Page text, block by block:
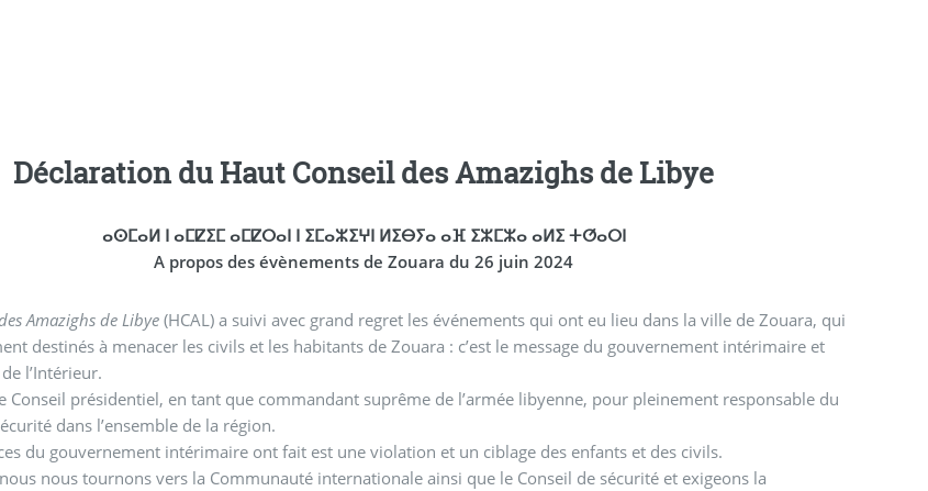
Déclaration du Haut Conseil des Amazighs de Libye
ⴰⵙⵎⴰⵍ ⵏ ⴰⵎⵇⵉⵎ ⴰⵎⵇⵔⴰⵏ ⵏ ⵉⵎⴰⵣⵉⵖⵏ ⵍⵉⴱⵢⴰ ⴰⴼ ⵉⵣⵎⵣⴰ ⴰⵍⵉ ⵜⵚⴰⵔⵏ
A propos des évènements de Zouara du 26 juin 2024
Amazighs de Libye(HCAL) a suivi avec grand regret les événements qui ont eu lieu dans la ville de Zouara, qui
destinés à menacer les civils et les habitants de Zouara : c’est le message du gouvernement intérimaire et
l’Intérieur.
Conseil présidentiel, en tant que commandant suprême de l’armée libyenne, pour pleinement responsable du
dans l’ensemble de la région.
du gouvernement intérimaire ont fait est une violation et un ciblage des enfants et des civils.
nous tournons vers la Communauté internationale ainsi que le Conseil de sécurité et exigeons la